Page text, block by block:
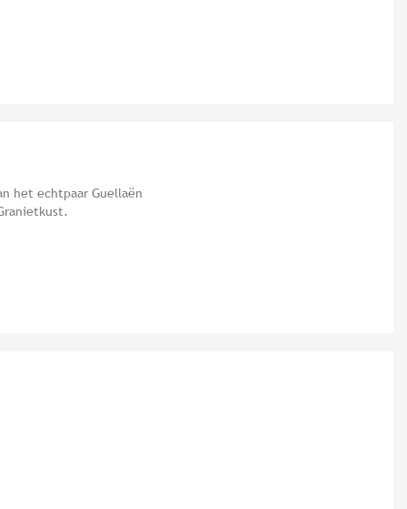
het echtpaar Guellaën